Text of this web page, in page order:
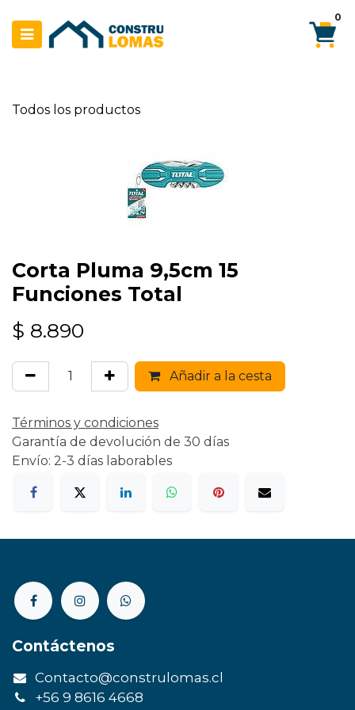
0
Todos los productos
Corta Pluma 9,5cm 15
Funciones Total
$ 8.890
Añadir a la cesta
Términos y condiciones
Garantía de devolución de 30 días
Envío: 2-3 días laborables
Contáctenos
Contacto@construlomas.cl
+56 9 8616 4668